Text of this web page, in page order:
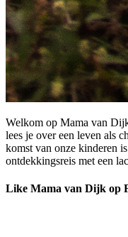
Welkom op Mama van
lees je over een leven als
komst van onze kinderen
ontdekkingsreis met een
Like Mama van Dijk op